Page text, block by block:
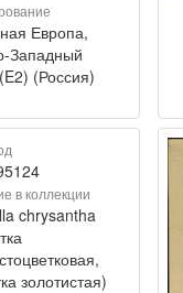
Европа,
Западный
(Россия)
в коллекции
chrysantha
золотистая)